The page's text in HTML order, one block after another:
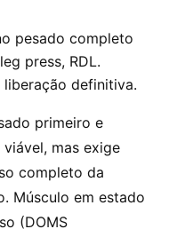
pesado completo
press, RDL.
liberação definitiva.
primeiro e
mas exige
completo da
Músculo em estado
(DOMS